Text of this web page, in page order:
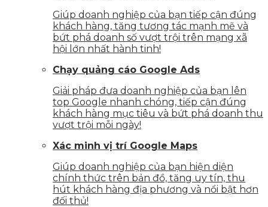
Giúp doanh nghiệp của bạn tiếp cận đúng
khách hàng, tăng tương tác mạnh mẽ và
bứt phá doanh số vượt trội trên mạng xã
hội lớn nhất hành tinh!
Chạy quảng cáo Google Ads
Giải pháp đưa doanh nghiệp của bạn lên
top Google nhanh chóng, tiếp cận đúng
khách hàng mục tiêu và bứt phá doanh thu
vượt trội mỗi ngày!
Xác minh vị trí Google Maps
Giúp doanh nghiệp của bạn hiện diện
chính thức trên bản đồ, tăng uy tín, thu
hút khách hàng địa phương và nổi bật hơn
đối thủ!